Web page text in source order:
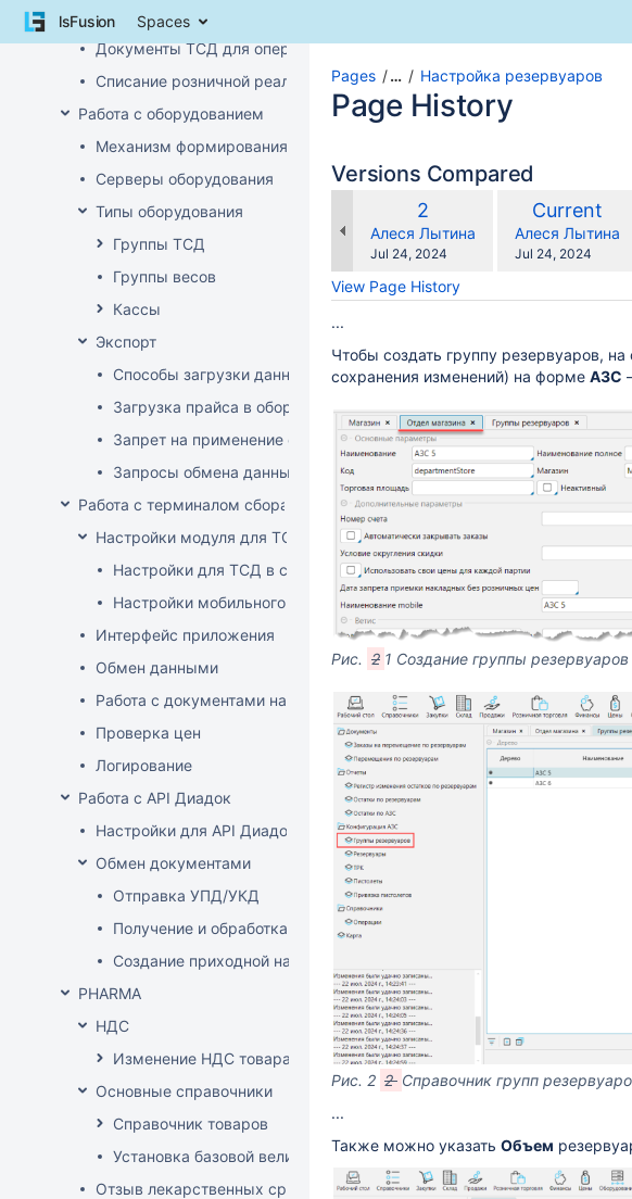
Skip
breadcrumbs
lsFusion Spaces
Инвентаризация алкоголя
Документы ТСД для операций с алкоголем
Списание розничной реализации алкоголя
Работа с оборудованием
Механизм формирования стоп-листа
Серверы оборудования
Типы оборудования
Группы ТСД
Группы весов
Кассы
Экспорт
Способы загрузки данных в оборудование
Загрузка прайса в оборудование
Запрет на применение скидок
Запросы обмена данными
Работа с терминалом сбора данных (ТСД)
Настройки модуля для ТСД
Настройки для ТСД в системе
Настройки мобильного приложения
Интерфейс приложения
Обмен данными
Работа с документами на ТСД
Проверка цен
Логирование
Работа с API Диадок
Настройки для API Диадок
Обмен документами
Отправка УПД/УКД
Получение и обработка УПД/УКД
Создание приходной накладной на основании документа Диадок
PHARMA
НДС
Изменение НДС товара
Основные справочники
Справочник товаров
Установка базовой величины
Отзыв лекарственных средств из продажи
Pages … Настройка резервуаров
Page History
Versions Compared
Old
Version
2
changes.mady.by.user
Алеся Лытина
Saved
Jul 24, 2024
compared
New
Version
Current
Алеся Лытина
Saved
Jul 24, 2024
View Page History
...
Чтобы создать группу резервуаров,
сохранения изменений) на форме АЗС
Рис. 2 1 Создание группы резервуаров
Рис. 2 2 Справочник групп
...
Также можно указать Объем